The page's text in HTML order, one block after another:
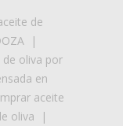
de
|
de oliva por
en
aceite
oliva |